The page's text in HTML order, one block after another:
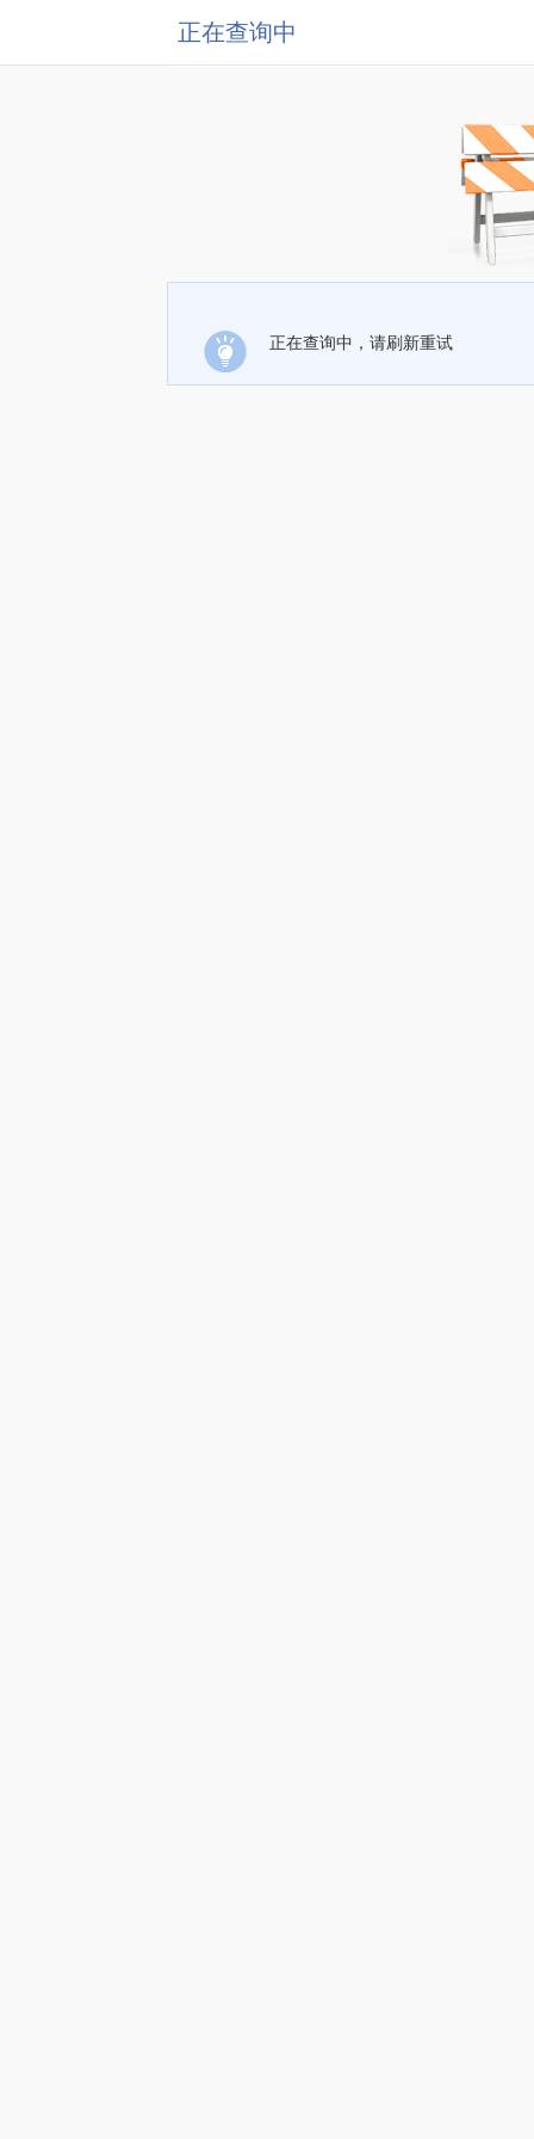
正在查询中
正在查询中，请刷新重试